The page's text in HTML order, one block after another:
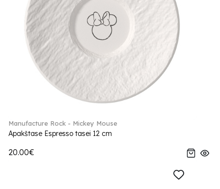
Manufacture Rock - Mickey Mouse
Apakštase Espresso tasei 12 cm
20.00€